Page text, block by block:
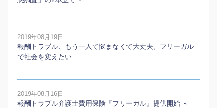
2019年08月19日
報酬トラブル、もう一人で悩まなくて大丈夫。フリーガル
で社会を変えたい
2019年08月16日
報酬トラブル弁護士費用保険『フリーガル』提供開始 ～